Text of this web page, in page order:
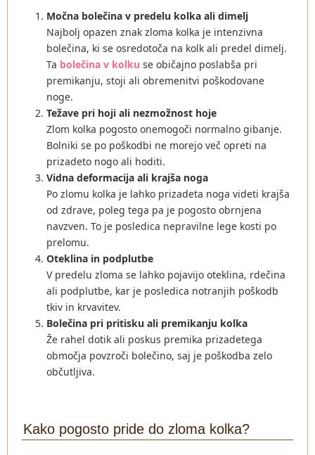
Močna bolečina v predelu kolka ali dimelj
Najbolj opazen znak zloma kolka je intenzivna
bolečina, ki se osredotoča na kolk ali predel dimelj.
Ta bolečina v kolku se običajno poslabša pri
premikanju, stoji ali obremenitvi poškodovane
noge.
Težave pri hoji ali nezmožnost hoje
Zlom kolka pogosto onemogoči normalno gibanje.
Bolniki se po poškodbi ne morejo več opreti na
prizadeto nogo ali hoditi.
Vidna deformacija ali krajša noga
Po zlomu kolka je lahko prizadeta noga videti krajša
od zdrave, poleg tega pa je pogosto obrnjena
navzven. To je posledica nepravilne lege kosti po
prelomu.
Oteklina in podplutbe
V predelu zloma se lahko pojavijo oteklina, rdečina
ali podplutbe, kar je posledica notranjih poškodb
tkiv in krvavitev.
Bolečina pri pritisku ali premikanju kolka
Že rahel dotik ali poskus premika prizadetega
območja povzroči bolečino, saj je poškodba zelo
občutljiva.
Kako pogosto pride do zloma kolka?